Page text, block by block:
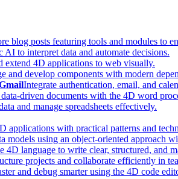
blog posts featuring tools and modules to
AI to interpret data and automate decisions.
extend 4D applications to web visually.
and develop components with modern
Integrate authentication, email, and
driven documents with the 4D word
and manage spreadsheets effectively.
applications with practical patterns and
models using an object-oriented approach
4D language to write clear, structured, and
projects and collaborate efficiently in
and debug smarter using the 4D code